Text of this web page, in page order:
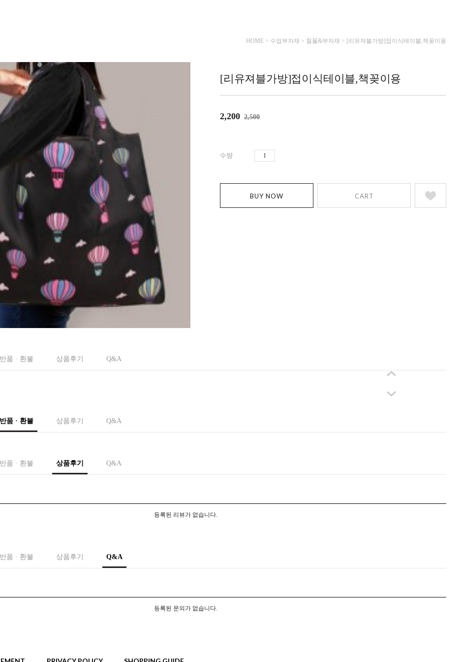
HOME > 수업부자재 > 철물&부자재 > [리유져블가방]접이식테이블,책꽂이용
[리유져블가방]접이식테이블,책꽂이용
2,200 2,500
수량
BUY NOW CART
품 · 환불 상품후기 Q&A
품 · 환불 상품후기 Q&A
품 · 환불 상품후기 Q&A
등록된 리뷰가 없습니다.
품 · 환불 상품후기 Q&A
등록된 문의가 없습니다.